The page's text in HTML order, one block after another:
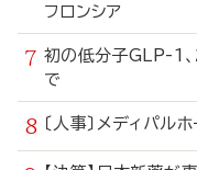
フロンシア
初の低分子GLP-1
で
〔人事〕メディパル